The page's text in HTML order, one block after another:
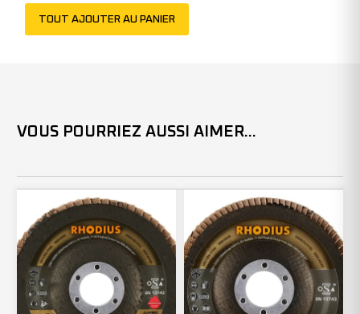
202776
TOUT AJOUTER AU PANIER
VOUS POURRIEZ AUSSI AIMER...